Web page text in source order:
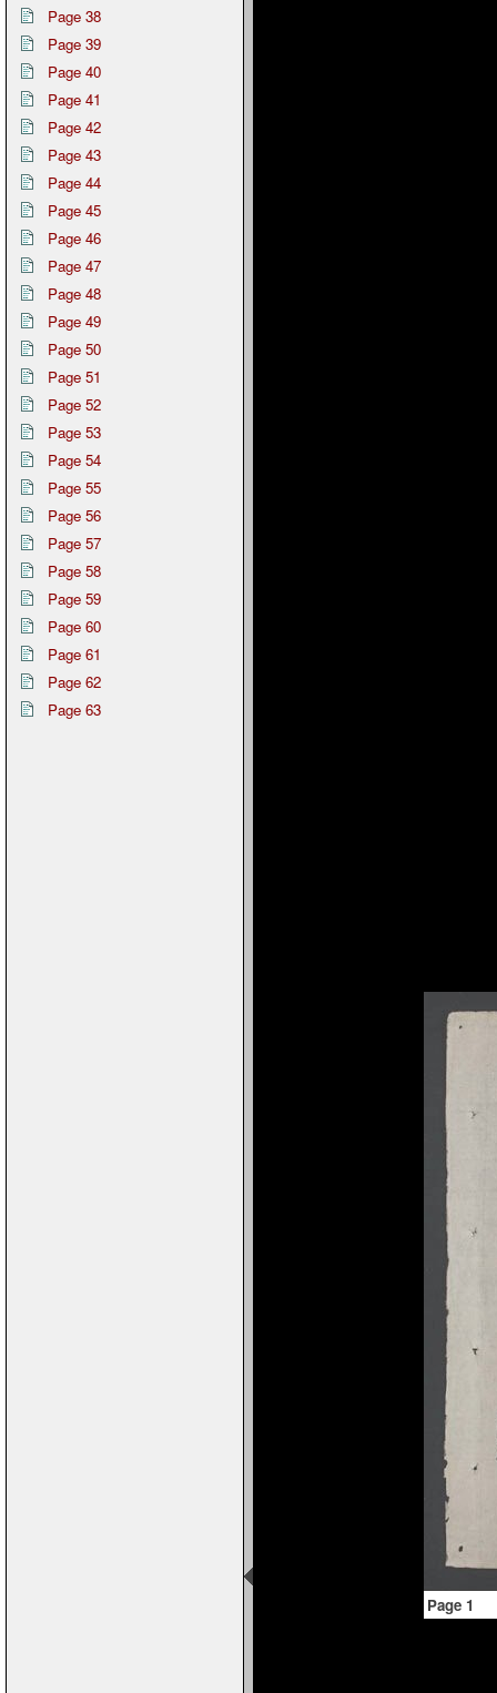
Page 38
Page 39
Page 40
Page 41
Page 42
Page 43
Page 44
Page 45
Page 46
Page 47
Page 48
Page 49
Page 50
Page 51
Page 52
Page 53
Page 54
Page 55
Page 56
Page 57
Page 58
Page 59
Page 60
Page 61
Page 62
Page 63
Page 1